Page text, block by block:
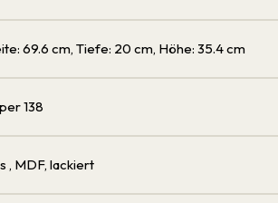
69.6 cm, Tiefe: 20 cm, Höhe: 35.4 cm
138
, MDF, lackiert